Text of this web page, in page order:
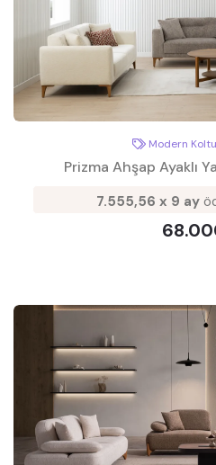
Modern
Prizma Ahşap Ayaklı
7.555,56 x 9 ay